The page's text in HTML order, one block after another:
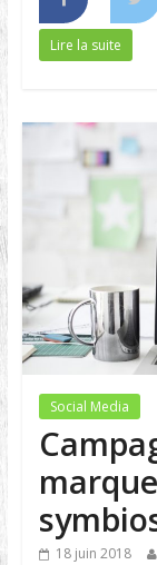
Lire la suite
Social Media
18 juin 2018